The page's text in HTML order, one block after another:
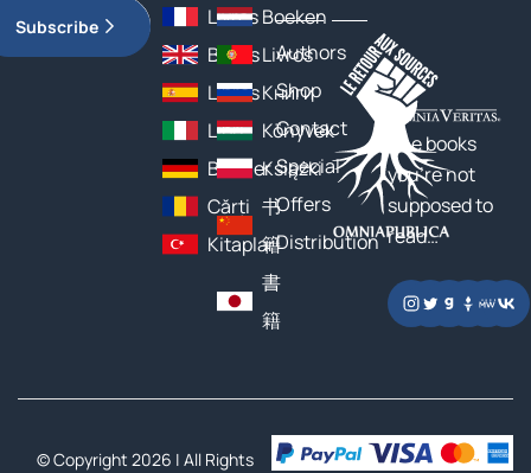
Subscribe
Livres
Books
Libros
Libri
Bücher
Cărți
Kitaplar
Boeken
Livros
Книги
Könyvek
Książki
书
籍
書
籍
Authors
Shop
Contact
Special
Offers
Distribution
The books
you’re not
supposed to
read…
© Copyright 2026 | All Rights